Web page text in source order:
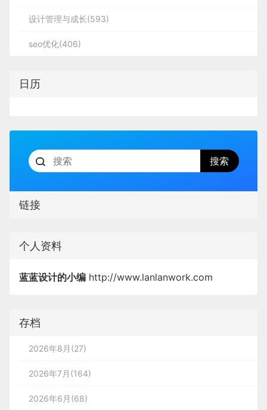
设计管理与成长(593)
seo优化(406)
日历
链接
个人资料
蓝蓝设计的小编 http://www.lanlanwork.com
存档
2026年8月(27)
2026年7月(164)
2026年6月(68)